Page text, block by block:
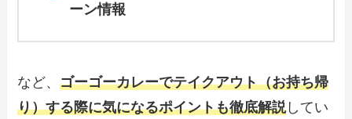
【2024年最新】ピザヨッカーで人気のテ
【2024年最新】ちゃんぽん亭のテイクア
ウト（お持ち帰り）メニュー一覧！予
ーン情報
など、ゴーゴーカレーでテイクアウト（お持ち帰
り）する際に気になるポイントも徹底解説してい